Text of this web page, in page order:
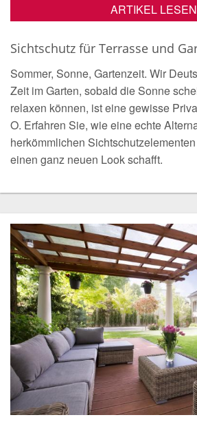
ARTIKEL LESEN
Sommer, Sonne, Gartenzeit. Wir
Zeit im Garten, sobald die Sonne
relaxen können, ist eine gewisse
O. Erfahren Sie, wie eine echte
herkömmlichen
einen ganz neuen Look schafft.